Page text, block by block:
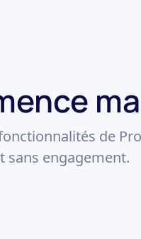
de
sans engagement.